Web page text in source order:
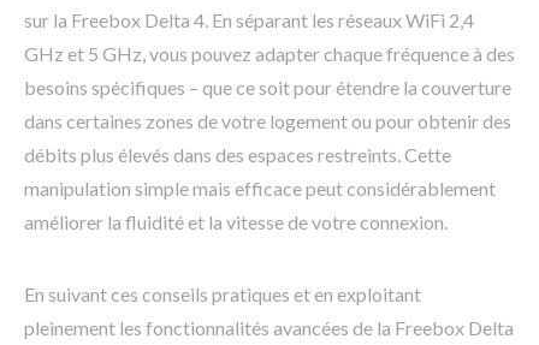
sur la Freebox Delta 4. En séparant les réseaux WiFi 2,4
GHz et 5 GHz, vous pouvez adapter chaque fréquence à des
besoins spécifiques – que ce soit pour étendre la couverture
dans certaines zones de votre logement ou pour obtenir des
débits plus élevés dans des espaces restreints. Cette
manipulation simple mais efficace peut considérablement
améliorer la fluidité et la vitesse de votre connexion.
En suivant ces conseils pratiques et en exploitant
pleinement les fonctionnalités avancées de la Freebox Delta